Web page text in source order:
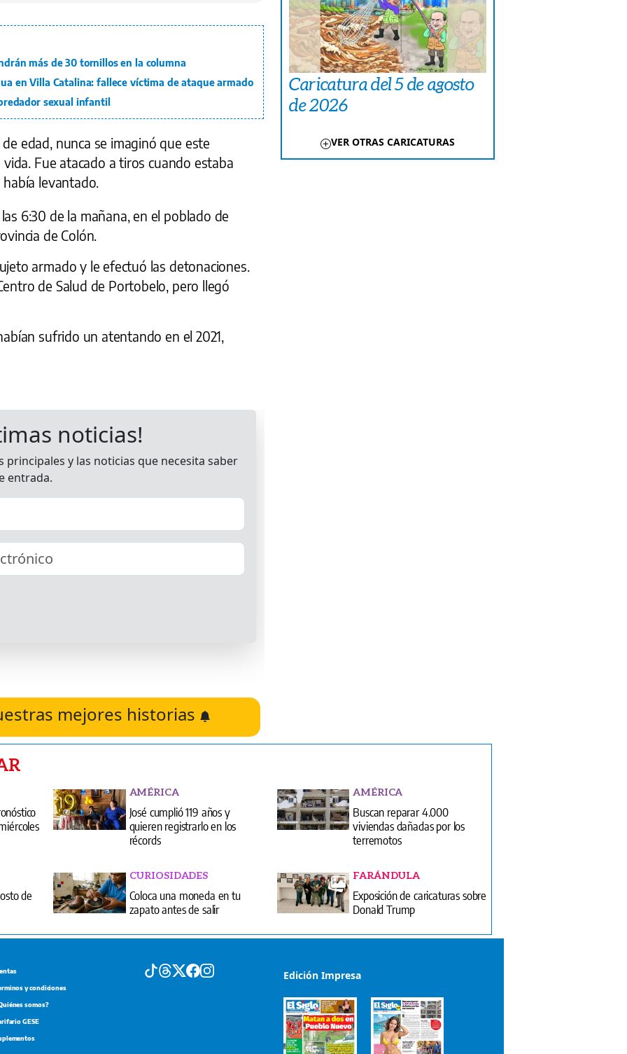
más de 30 tornillos en la columna
en Villa Catalina: fallece víctima de ataque armado
sexual infantil
edad, nunca se imaginó que este
Fue atacado a tiros cuando estaba
levantado.
6:30 de la mañana, en el poblado de
de Colón.
armado y le efectuó las detonaciones.
de Salud de Portobelo, pero llegó
sufrido un atentando en el 2021,
mejores historias
Caricatura del 5 de agosto
de 2026
VER OTRAS CARICATURAS
AMÉRICA
José cumplió 119 años y
quieren registrarlo en los
récords
AMÉRICA
Buscan reparar 4.000
viviendas dañadas por los
terremotos
de
CURIOSIDADES
Coloca una moneda en tu
zapato antes de salir
FARÁNDULA
Exposición de caricaturas sobre
Donald Trump
y condiciones
somos?
GESE
Edición Impresa